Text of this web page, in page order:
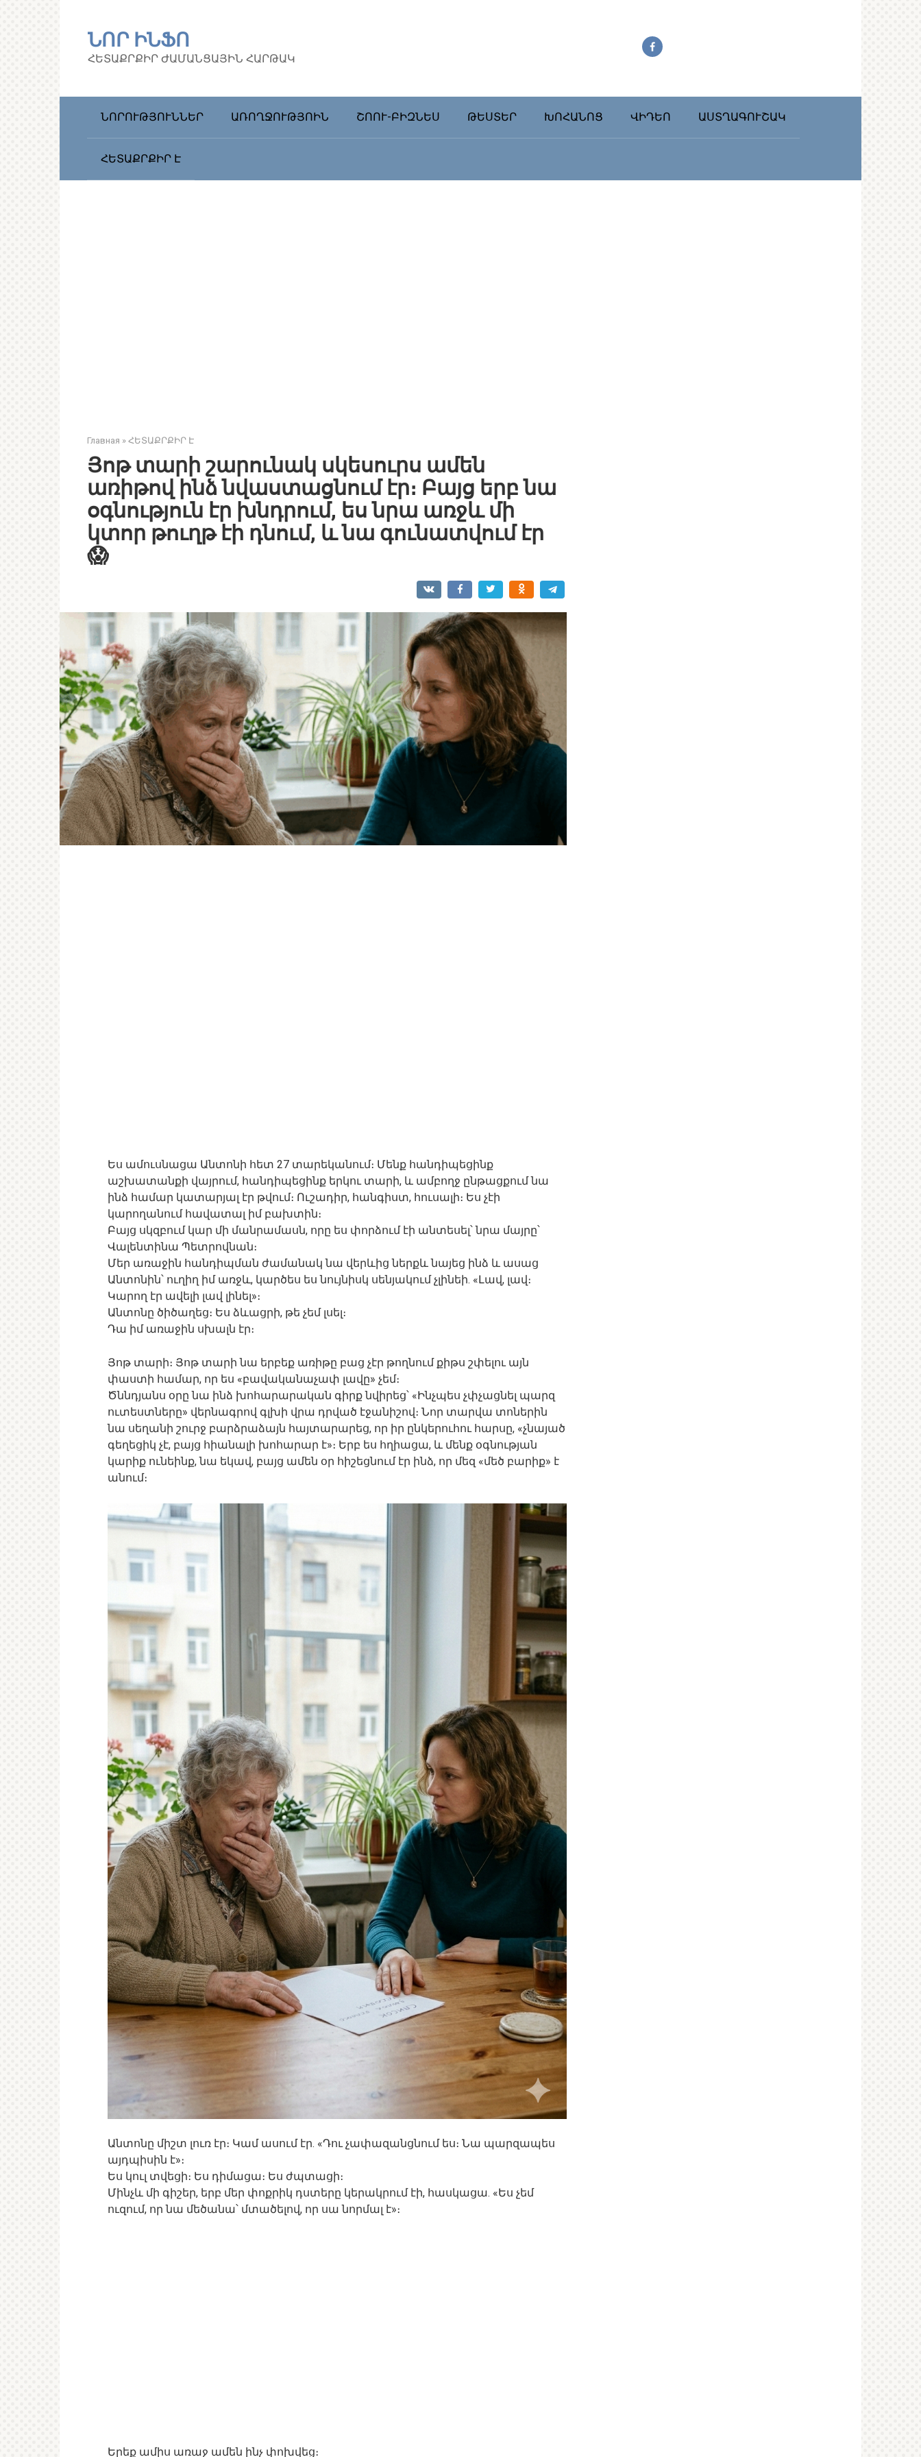
ՆՈՐ ԻՆՖՈ
ՀԵՏԱՔՐՔԻՐ ԺԱՄԱՆՑԱՅԻՆ ՀԱՐԹԱԿ
ՆՈՐՈՒԹՅՈՒՆՆԵՐ ԱՌՈՂՋՈՒԹՅՈԻՆ ՇՈՈՒ-ԲԻԶՆԵՍ ԹԵՍՏԵՐ ԽՈՀԱՆՈՑ ՎԻԴԵՈ ԱՍՏՂԱԳՈՒՇԱԿ
ՀԵՏԱՔՐՔԻՐ Է
Главная » ՀԵՏԱՔՐՔԻՐ Է
Յոթ տարի շարունակ սկեսուրս ամեն
առիթով ինձ նվաստացնում էր։ Բայց երբ նա
օգնություն էր խնդրում, ես նրա առջև մի
կտոր թուղթ էի դնում, և նա գունատվում էր
😱
Ես ամուսնացա Անտոնի հետ 27 տարեկանում։ Մենք հանդիպեցինք
աշխատանքի վայրում, հանդիպեցինք երկու տարի, և ամբողջ ընթացքում նա
ինձ համար կատարյալ էր թվում։ Ուշադիր, հանգիստ, հուսալի։ Ես չէի
կարողանում հավատալ իմ բախտին։
Բայց սկզբում կար մի մանրամասն, որը ես փորձում էի անտեսել՝ նրա մայրը՝
Վալենտինա Պետրովնան։
Մեր առաջին հանդիպման ժամանակ նա վերևից ներքև նայեց ինձ և ասաց
Անտոնին՝ ուղիղ իմ առջև, կարծես ես նույնիսկ սենյակում չլինեի. «Լավ, լավ։
Կարող էր ավելի լավ լինել»։
Անտոնը ծիծաղեց։ Ես ձևացրի, թե չեմ լսել։
Դա իմ առաջին սխալն էր։
Յոթ տարի։ Յոթ տարի նա երբեք առիթը բաց չէր թողնում քիթս շփելու այն
փաստի համար, որ ես «բավականաչափ լավը» չեմ։
Ծննդյանս օրը նա ինձ խոհարարական գիրք նվիրեց՝ «Ինչպես չփչացնել պարզ
ուտեստները» վերնագրով գլխի վրա դրված էջանիշով։ Նոր տարվա տոներին
նա սեղանի շուրջ բարձրաձայն հայտարարեց, որ իր ընկերուհու հարսը, «չնայած
գեղեցիկ չէ, բայց հիանալի խոհարար է»։ Երբ ես հղիացա, և մենք օգնության
կարիք ունեինք, նա եկավ, բայց ամեն օր հիշեցնում էր ինձ, որ մեզ «մեծ բարիք» է
անում։
Անտոնը միշտ լուռ էր։ Կամ ասում էր. «Դու չափազանցնում ես։ Նա պարզապես
այդպիսին է»։
Ես կուլ տվեցի։ Ես դիմացա։ Ես ժպտացի։
Մինչև մի գիշեր, երբ մեր փոքրիկ դստերը կերակրում էի, հասկացա. «Ես չեմ
ուզում, որ նա մեծանա՝ մտածելով, որ սա նորմալ է»։
Երեք ամիս առաջ ամեն ինչ փոխվեց։